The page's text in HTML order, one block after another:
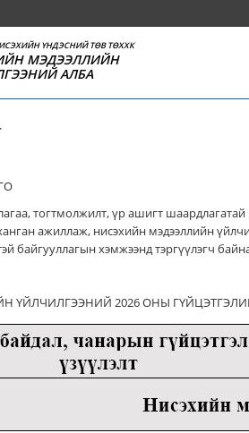
ҮНДЭСНИЙ ТӨВ ТӨХХК
МЭДЭЭЛЛИЙН
АЛБА
тогтмолжилт, үр ашигт шаардлагатай
ажиллаж, нисэхийн мэдээллийн
байгууллагын хэмжээнд тэргүүлэгч
ҮЙЛЧИЛГЭЭНИЙ 2026 ОНЫ